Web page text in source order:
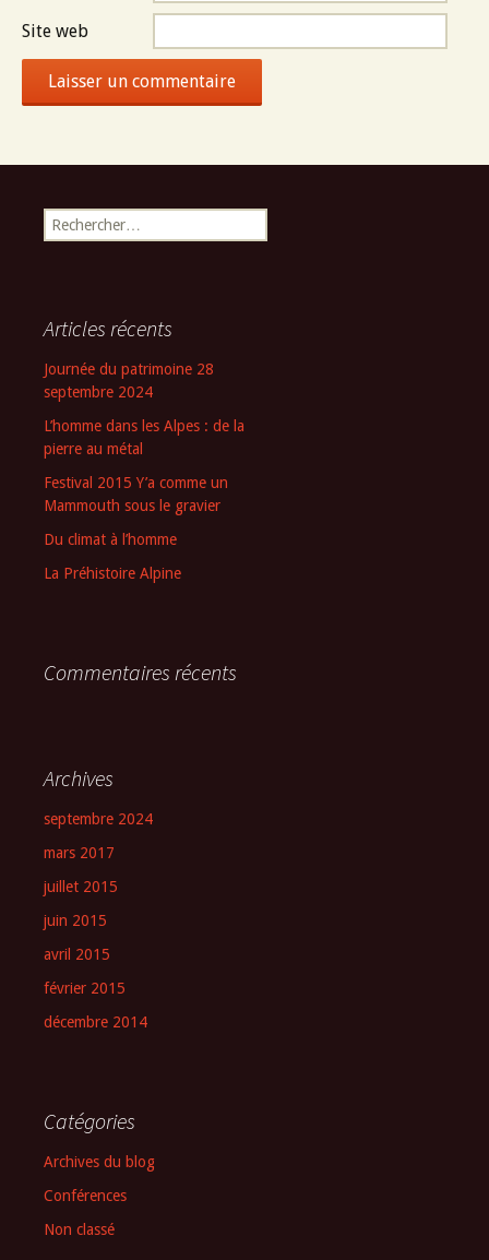
Site web
Rechercher :
Articles récents
Journée du patrimoine 28
septembre 2024
L’homme dans les Alpes : de la
pierre au métal
Festival 2015 Y’a comme un
Mammouth sous le gravier
Du climat à l’homme
La Préhistoire Alpine
Commentaires récents
Archives
septembre 2024
mars 2017
juillet 2015
juin 2015
avril 2015
février 2015
décembre 2014
Catégories
Archives du blog
Conférences
Non classé